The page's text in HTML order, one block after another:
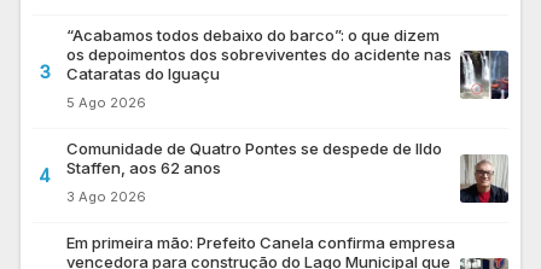
3
“Acabamos todos debaixo do barco”: o que dizem
os depoimentos dos sobreviventes do acidente nas
Cataratas do Iguaçu
5 Ago 2026
4
Comunidade de Quatro Pontes se despede de Ildo
Staffen, aos 62 anos
3 Ago 2026
Em primeira mão: Prefeito Canela confirma empresa
vencedora para construção do Lago Municipal que